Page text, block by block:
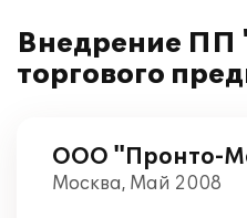
Внедрение ПП
торгового
ООО "Пронто-
Москва, Май 2008